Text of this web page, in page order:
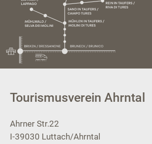
Tourismusverein Ahrntal
Ahrner Str.22
I-39030 Luttach/Ahrntal